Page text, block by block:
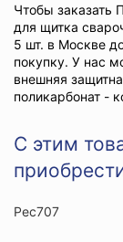
Чтобы заказать
для щитка
5 шт. в Москве
покупку. У нас
внешняя
поликарбонат -
С этим
Рес707